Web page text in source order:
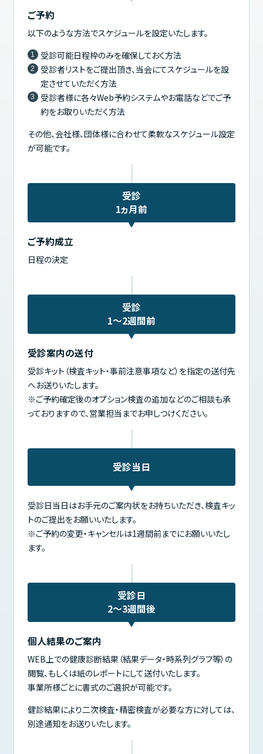
ご予約
以下のような方法でスケジュールを設定いたします。
受診可能日程枠のみを確保しておく方法
受診者リストをご提出頂き、当会にてスケジュールを設
定させていただく方法
受診者様に各々Web予約システムやお電話などでご予
約をお取りいただく方法
その他、会社様、団体様に合わせて柔軟なスケジュール設定
が可能です。
受診
1ヵ月前
ご予約成立
日程の決定
受診
1～2週間前
受診案内の送付
受診キット（検査キット・事前注意事項など）を指定の送付先
へお送りいたします。
※ご予約確定後のオプション検査の追加などのご相談も承
っておりますので、営業担当までお申しつけください。
受診当日
受診日当日はお手元のご案内状をお持ちいただき、検査キッ
トのご提出をお願いいたします。
※ご予約の変更・キャンセルは1週間前までにお願いいたし
ます。
受診日
2～3週間後
個人結果のご案内
WEB上での健康診断結果（結果データ・時系列グラフ等）の
閲覧、もしくは紙のレポートにして送付いたします。
事業所様ごとに書式のご選択が可能です。
健診結果により二次検査・精密検査が必要な方に対しては、
別途通知をお送りいたします。